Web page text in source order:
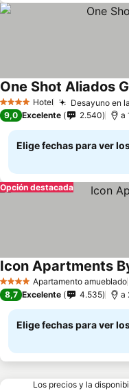
4 EstrellasHotel Desayuno en
One Shot Aliados
9,0 Excelente 2.540 a
Elige fechas para ver
Opción destacada
4 EstrellasApartamento amueblado
Icon Apartments
8,7 Excelente 4.535 a
Elige fechas para ver
Los precios y la